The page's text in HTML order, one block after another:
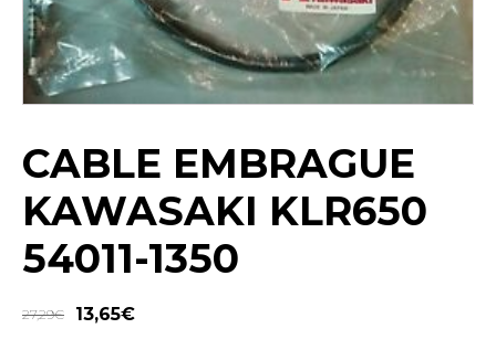
CABLE EMBRAGUE
KAWASAKI KLR650
54011-1350
27,29€ 13,65€